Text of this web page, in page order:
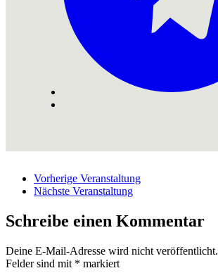
Vorherige Veranstaltung
Nächste Veranstaltung
Schreibe einen Kommentar
Deine E-Mail-Adresse wird nicht veröffentlicht.
Felder sind mit * markiert